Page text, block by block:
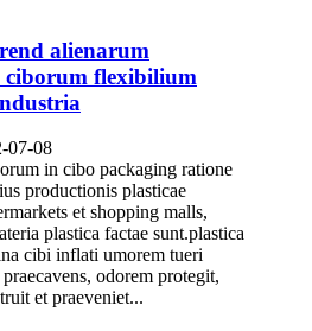
alienarum
ciborum flexibilium
07-08
in cibo packaging ratione
productionis plasticae
et shopping malls,
plastica factae sunt.plastica
cibi inflati umorem tueri
odorem protegit,
et praeveniet...